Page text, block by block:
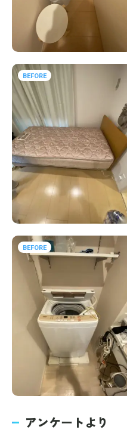
BEFORE
BEFORE
アンケートより